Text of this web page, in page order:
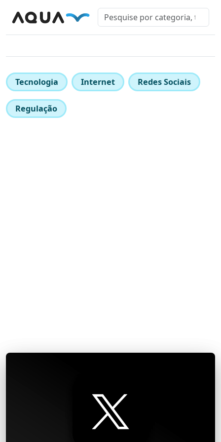
Tecnologia Internet Redes Sociais
Regulação